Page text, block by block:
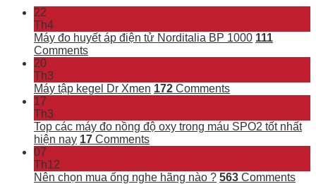
22
Th4
Máy đo huyết áp điện tử Norditalia BP 1000 111
Comments
20
Th3
Máy tập kegel Dr Xmen 172 Comments
17
Th3
Top các máy đo nồng độ oxy trong máu SPO2 tốt nhất
hiện nay 17 Comments
07
Th12
Nên chọn mua ống nghe hãng nào ? 563 Comments